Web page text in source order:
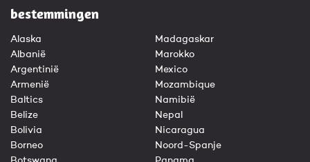
bestemmingen
Alaska
Albanië
Argentinië
Armenië
Baltics
Belize
Bolivia
Borneo
Madagaskar
Marokko
Mexico
Mozambique
Namibië
Nepal
Nicaragua
Noord-Spanje